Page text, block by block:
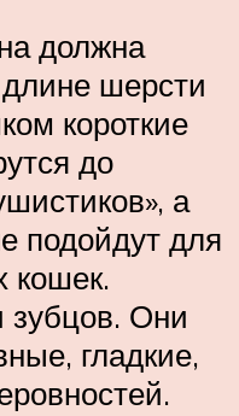
должна
длине шерсти
короткие
до
а
подойдут для
кошек.
зубцов. Они
гладкие,